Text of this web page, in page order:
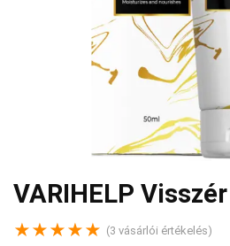
VARIHELP
★★★★★ (3 vásárlói értékelés)